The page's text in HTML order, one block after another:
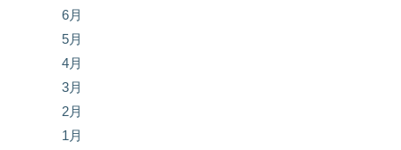
6月
5月
4月
3月
2月
1月